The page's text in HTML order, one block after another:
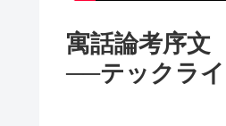
寓話論考序文
──テックラ